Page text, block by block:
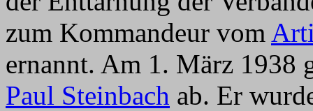
zum Kommandeur vom
ernannt. Am 1. März 1938
Paul Steinbach ab. Er